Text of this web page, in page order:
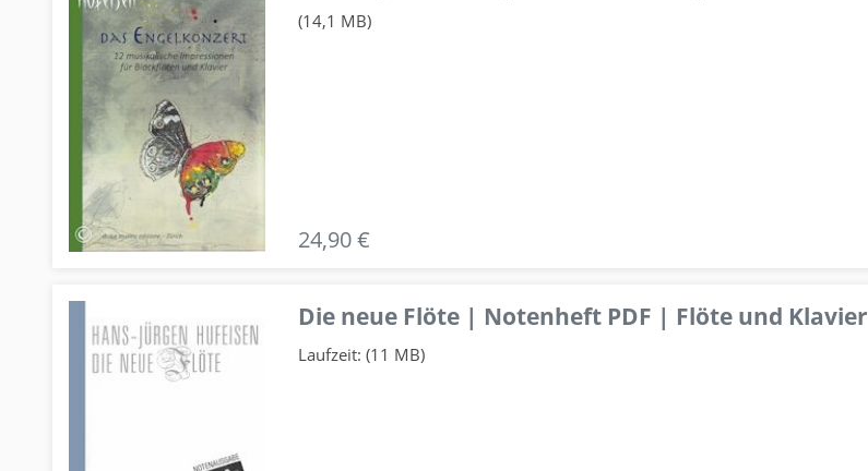
(14,1 MB)
24,90 €
Die neue Flöte | Notenheft PDF | Flöte und Klavier
Laufzeit: (11 MB)